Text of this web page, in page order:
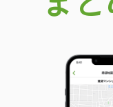
価 格
間取り
愛知県名古屋市南